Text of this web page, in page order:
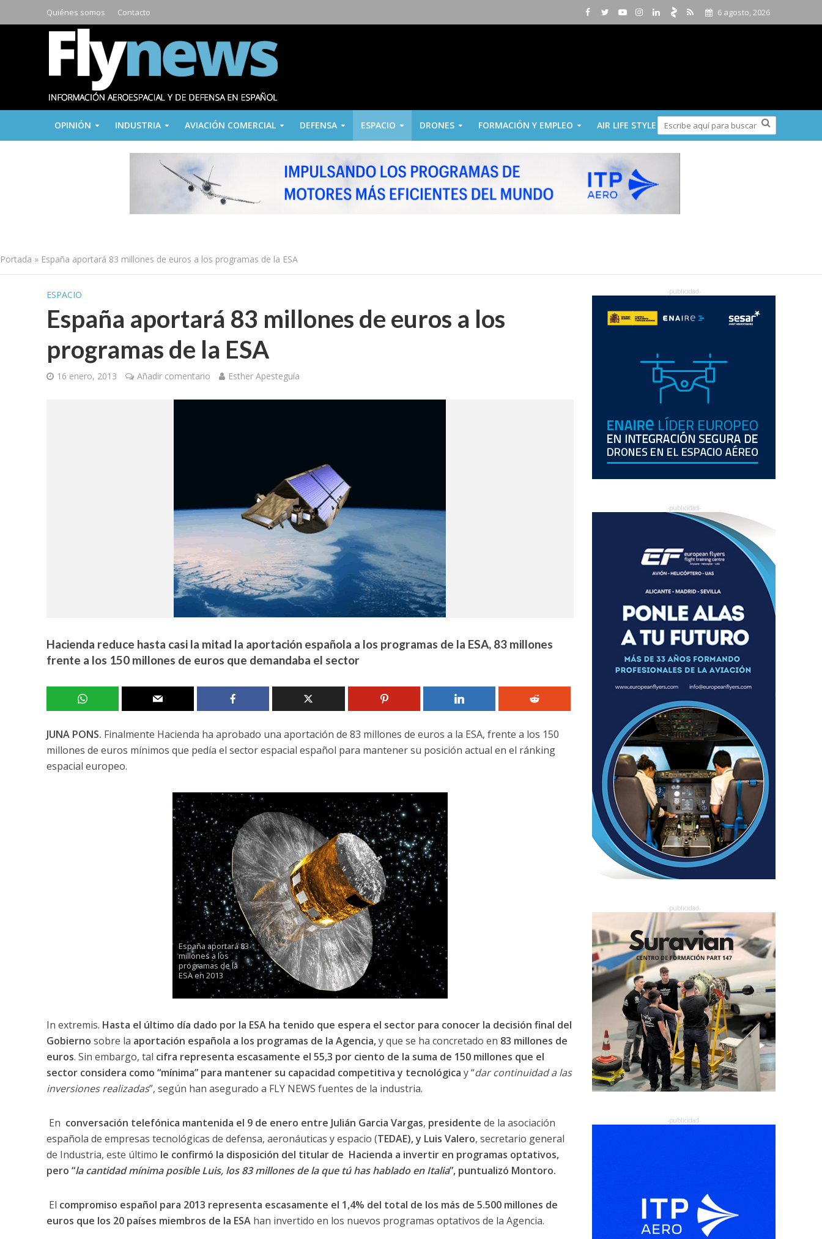
Quiénes somos Contacto 6 agosto, 2026
OPINIÓN INDUSTRIA AVIACIÓN COMERCIAL DEFENSA ESPACIO DRONES FORMACIÓN Y EMPLEO AIR LIFE STYLE
Portada » España aportará 83 millones de euros a los programas de la ESA
ESPACIO
España aportará 83 millones de euros a los
programas de la ESA
16 enero, 2013 Añadir comentario Esther Apesteguía
Hacienda reduce hasta casi la mitad la aportación española a los programas de la ESA, 83 millones
frente a los 150 millones de euros que demandaba el sector
JUNA PONS. Finalmente Hacienda ha aprobado una aportación de 83 millones de euros a la ESA, frente a los 150
millones de euros mínimos que pedía el sector espacial español para mantener su posición actual en el ránking
espacial europeo.
España aportará 83
millones a los
programas de la
ESA en 2013
In extremis. Hasta el último día dado por la ESA ha tenido que espera el sector para conocer la decisión final del
Gobierno sobre la aportación española a los programas de la Agencia,y que se ha concretado en 83 millones de
euros. Sin embargo, tal cifra representa escasamente el 55,3 por ciento de la suma de 150 millones que el
sector considera como “mínima” para mantener su capacidad competitiva y tecnológica y “dar continuidad a las
inversiones realizadas”, según han asegurado a FLY NEWS fuentes de la industria.
En conversación telefónica mantenida el 9 de enero entre Julián Garcia Vargas, presidente de la asociación
española de empresas tecnológicas de defensa, aeronáuticas y espacio (TEDAE), y Luis Valero, secretario general
de Industria, este último le confirmó la disposición del titular de Hacienda a invertir en programas optativos,
pero “la cantidad mínima posible Luis, los 83 millones de la que tú has hablado en Italia”, puntualizó Montoro.
El compromiso español para 2013 representa escasamente el 1,4% del total de los más de 5.500 millones de
euros que los 20 países miembros de la ESAhan invertido en los nuevos programas optativos de la Agencia.